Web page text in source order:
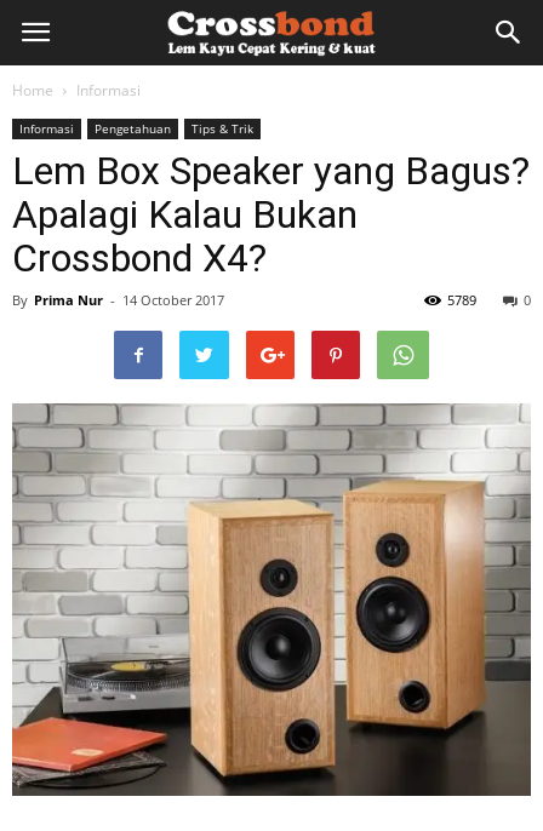
lemkayu.net
Lem
HPL,
Kertas,
Vinyl
Cepat
Home Informasi
Informasi Pengetahuan Tips & Trik
Lem Box Speaker yang Bagus?
Apalagi Kalau Bukan
Crossbond X4?
By Prima Nur - 14 October 2017 0
5789